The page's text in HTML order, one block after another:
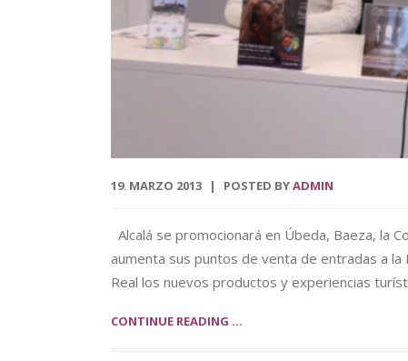
19. MARZO 2013 POSTED BYADMIN
Alcalá se promocionará en Úbeda, Baeza, la
aumenta sus puntos de venta de entradas a la
Real los nuevos productos y experiencias
CONTINUE READING ...